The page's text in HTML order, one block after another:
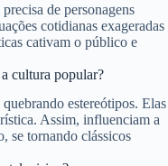
de personagens
cotidianas exageradas
cativam o público e
cultura popular?
estereótipos. Elas
Assim, influenciam a
se tornando clássicos